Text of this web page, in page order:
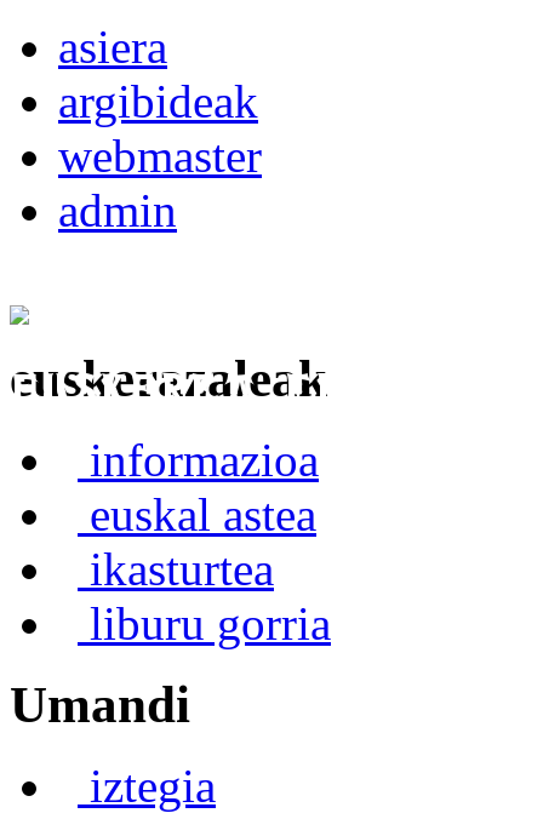
asiera
argibideak
webmaster
admin
Euskerea Erabilte
euskerazaleak
informazioa
euskal astea
ikasturtea
liburu gorria
Umandi
iztegia